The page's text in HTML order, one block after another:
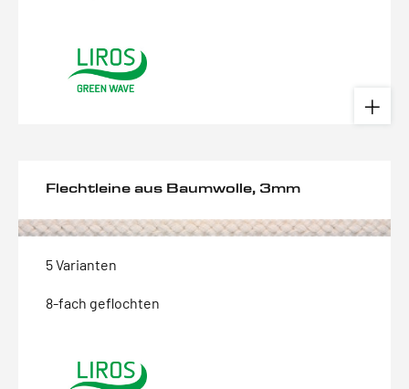
Flechtleine aus Baumwolle, 3mm
5 Varianten
8-fach geflochten